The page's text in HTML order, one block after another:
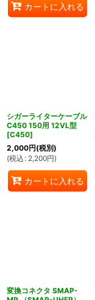
カートに入れる
シガーライターケーブル
C450 150用 12VL型
[C450]
2,000円(税別)
(税込 : 2,200円)
カートに入れる
変換コネクタ SMAP-